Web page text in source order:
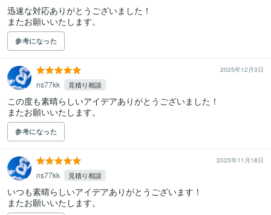
迅速な対応ありがとうございました！
またお願いいたします。
参考になった
2025年12月3日
ns77kk 見積り相談
この度も素晴らしいアイデアありがとうございました！
またお願いいたします。
参考になった
2025年11月18日
ns77kk 見積り相談
いつも素晴らしいアイデアありがとうございます！
またお願いいたします。